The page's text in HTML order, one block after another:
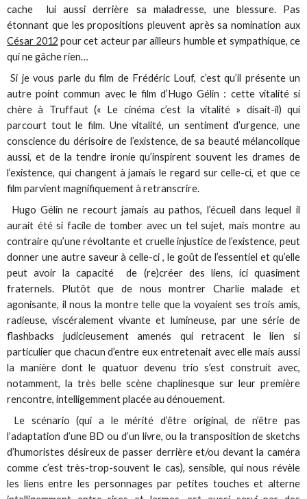
cache lui aussi derrière sa maladresse, une blessure. Pas
étonnant que les propositions pleuvent après sa nomination aux
César 2012 pour cet acteur par ailleurs humble et sympathique, ce
qui ne gâche rien…
Si je vous parle du film de Frédéric Louf, c’est qu’il présente un
autre point commun avec le film d’Hugo Gélin : cette vitalité si
chère à Truffaut (« Le cinéma c’est la vitalité » disait-il) qui
parcourt tout le film. Une vitalité, un sentiment d’urgence, une
conscience du dérisoire de l’existence, de sa beauté mélancolique
aussi, et de la tendre ironie qu’inspirent souvent les drames de
l’existence, qui changent à jamais le regard sur celle-ci, et que ce
film parvient magnifiquement à retranscrire.
Hugo Gélin ne recourt jamais au pathos, l’écueil dans lequel il
aurait été si facile de tomber avec un tel sujet, mais montre au
contraire qu’une révoltante et cruelle injustice de l’existence, peut
donner une autre saveur à celle-ci , le goût de l’essentiel et qu’elle
peut avoir la capacité de (re)créer des liens, ici quasiment
fraternels. Plutôt que de nous montrer Charlie malade et
agonisante, il nous la montre telle que la voyaient ses trois amis,
radieuse, viscéralement vivante et lumineuse, par une série de
flashbacks judicieusement amenés qui retracent le lien si
particulier que chacun d’entre eux entretenait avec elle mais aussi
la manière dont le quatuor devenu trio s’est construit avec,
notamment, la très belle scène chaplinesque sur leur première
rencontre, intelligemment placée au dénouement.
Le scénario (qui a le mérité d’être original, de n’être pas
l’adaptation d’une BD ou d’un livre, ou la transposition de sketchs
d’humoristes désireux de passer derrière et/ou devant la caméra
comme c’est très-trop-souvent le cas), sensible, qui nous révèle
les liens entre les personnages par petites touches et alterne